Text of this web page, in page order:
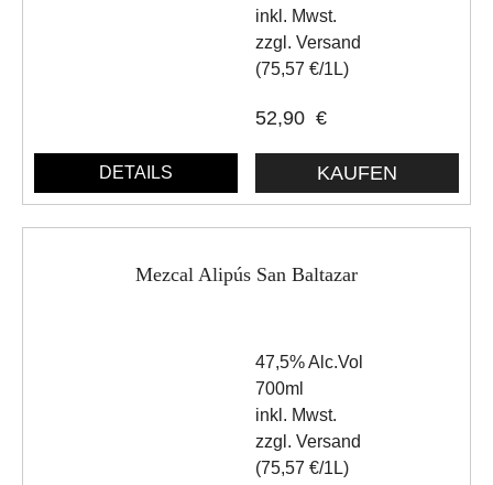
inkl. Mwst.
zzgl. Versand
(75,57 €/1L)
52,90 €
DETAILS
Mezcal Alipús San Baltazar
47,5% Alc.Vol
700ml
inkl. Mwst.
zzgl. Versand
(75,57 €/1L)